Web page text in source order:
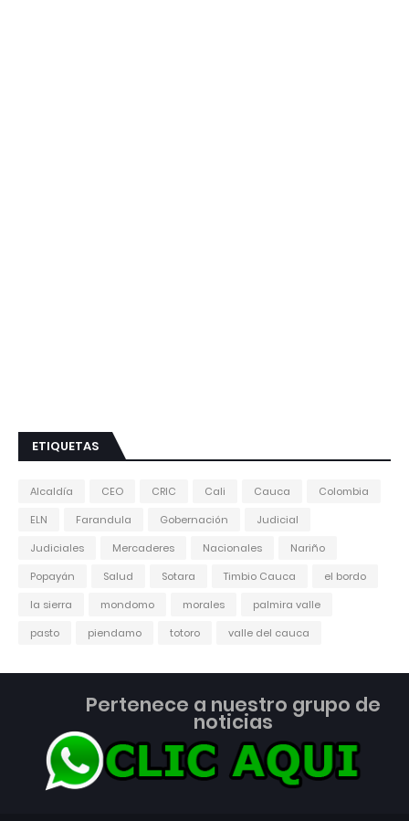
ETIQUETAS
Alcaldía CEO CRIC Cali Cauca
Colombia
ELN
Farandula Gobernación
Judicial
Judiciales
Mercaderes Nacionales
Nariño
Popayán
Salud Sotara Timbio Cauca
el bordo
la sierra
mondomo morales
palmira valle
pasto
piendamo totoro valle del cauca
Pertenece a nuestro grupo de
noticias